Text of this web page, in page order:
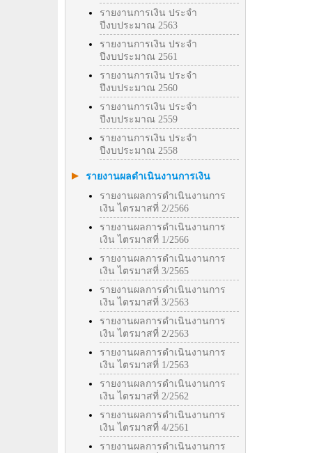
รายงานการเงิน ประจำ
ปีงบประมาณ 2563
รายงานการเงิน ประจำ
ปีงบประมาณ 2561
รายงานการเงิน ประจำ
ปีงบประมาณ 2560
รายงานการเงิน ประจำ
ปีงบประมาณ 2559
รายงานการเงิน ประจำ
ปีงบประมาณ 2558
รายงานผลดำเนินงานการเงิน
รายงานผลการดำเนินงานการ
เงิน ไตรมาสที่ 2/2566
รายงานผลการดำเนินงานการ
เงิน ไตรมาสที่ 1/2566
รายงานผลการดำเนินงานการ
เงิน ไตรมาสที่ 3/2565
รายงานผลการดำเนินงานการ
เงิน ไตรมาสที่ 3/2563
รายงานผลการดำเนินงานการ
เงิน ไตรมาสที่ 2/2563
รายงานผลการดำเนินงานการ
เงิน ไตรมาสที่ 1/2563
รายงานผลการดำเนินงานการ
เงิน ไตรมาสที่ 2/2562
รายงานผลการดำเนินงานการ
เงิน ไตรมาสที่ 4/2561
รายงานผลการดำเนินงานการ